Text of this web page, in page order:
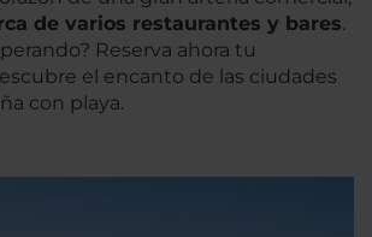
de varios restaurantes y bares.
Reserva ahora tu
el encanto de las ciudades
con playa.